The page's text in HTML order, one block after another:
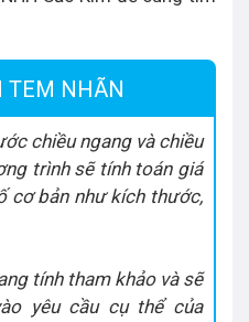
TEM NHÃN
chiều ngang và chiều
trình sẽ tính toán giá
cơ bản như kích thước,
tính tham khảo và sẽ
yêu cầu cụ thể của